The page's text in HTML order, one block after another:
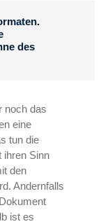
des
noch das
eine
tun die
ihren Sinn
den
Andernfalls
ist es